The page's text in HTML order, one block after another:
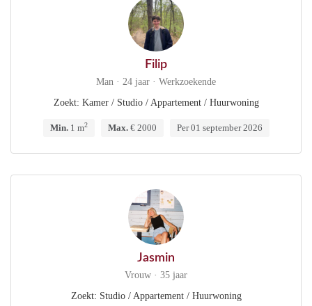
Filip
Man · 24 jaar · Werkzoekende
Zoekt: Kamer / Studio / Appartement / Huurwoning
Min.1 m2 Max.€ 2000 Per 01 september 2026
Jasmin
Vrouw · 35 jaar
Zoekt: Studio / Appartement / Huurwoning